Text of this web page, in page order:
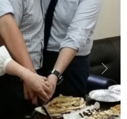
Previous